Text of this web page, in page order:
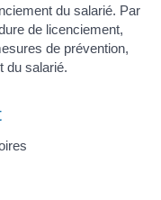
du salarié. Par
de licenciement,
de prévention,
du salarié.